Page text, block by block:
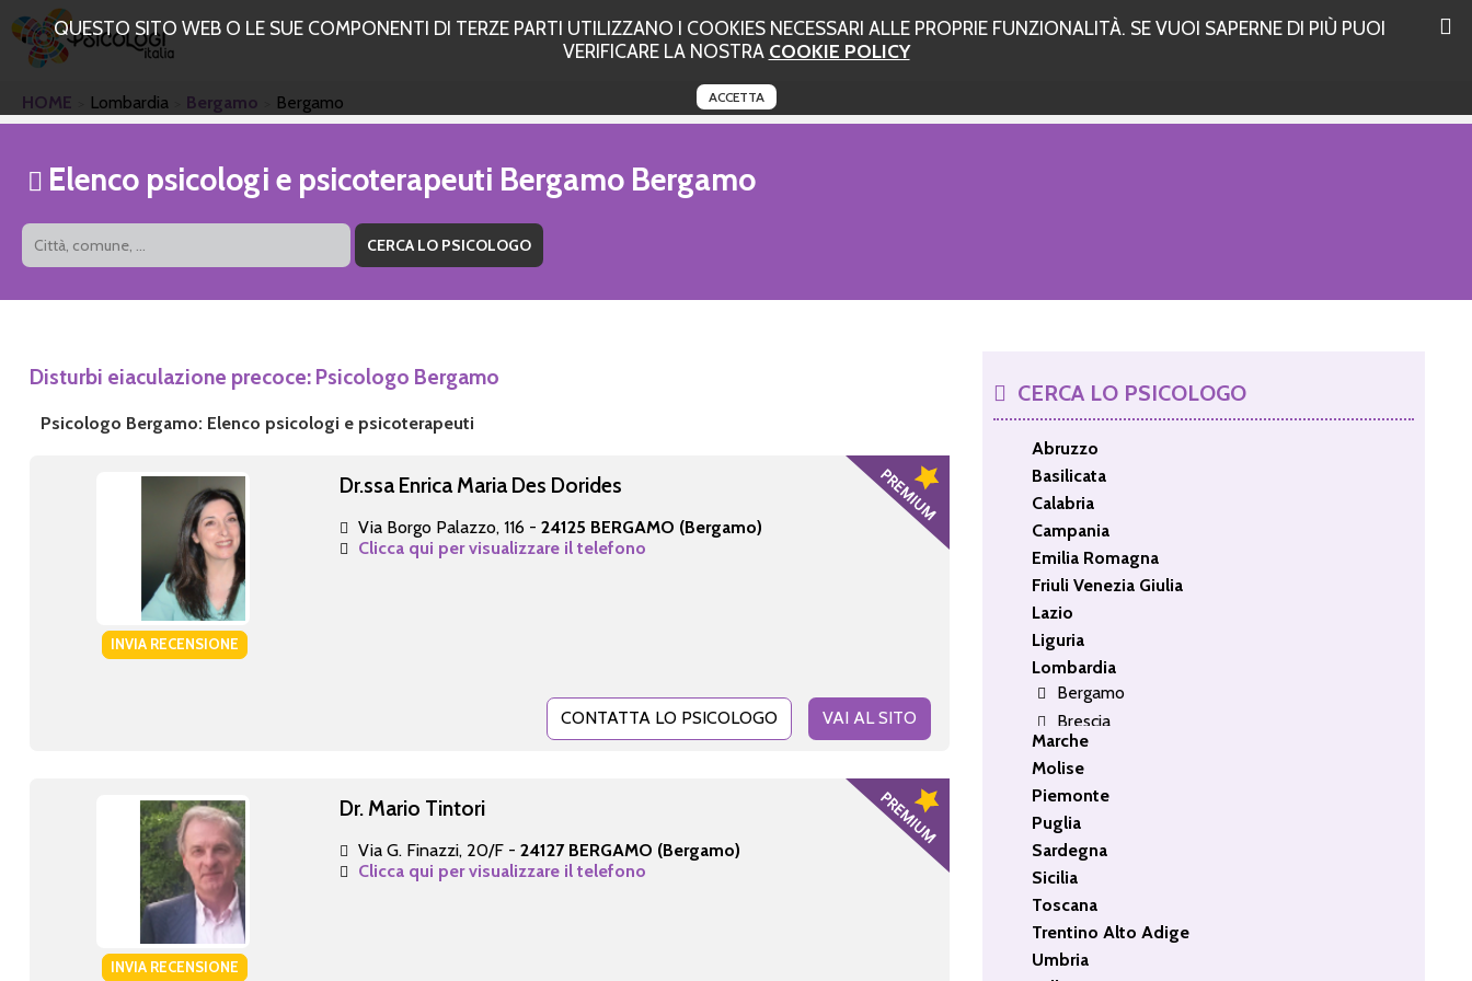
QUESTO SITO WEB O LE SUE COMPONENTI DI TERZE PARTI UTILIZZANO I COOKIES NECESSARI ALLE PROPRIE FUNZIONALITÀ. SE VUOI SAPERNE DI PIÙ PUOI
VERIFICARE LA NOSTRA COOKIE POLICY
ACCETTA
HOME Lombardia Bergamo Bergamo
Elenco psicologi e psicoterapeuti Bergamo Bergamo
Disturbi eiaculazione precoce: Psicologo Bergamo
Psicologo Bergamo: Elenco psicologi e psicoterapeuti
INVIA RECENSIONE
Dr.ssa Enrica Maria Des Dorides
Via Borgo Palazzo, 116 -24125 BERGAMO (Bergamo)
Clicca qui per visualizzare il telefono
CONTATTA LO PSICOLOGO VAI AL SITO
INVIA RECENSIONE
Dr. Mario Tintori
Via G. Finazzi, 20/F -24127 BERGAMO (Bergamo)
Clicca qui per visualizzare il telefono
CERCA LO PSICOLOGO
Abruzzo
Basilicata
Calabria
Campania
Emilia Romagna
Friuli Venezia Giulia
Lazio
Liguria
Lombardia
Bergamo
Bergamo e Provincia
Bergamo
Albino
Alzano Lombardo
Brembate Di Sopra
Gorle
Mozzo
Brescia
Como
Lecco
Lodi
Mantova
Monza Brianza
Pavia
Sondrio